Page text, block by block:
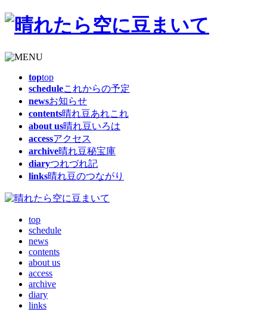
toptop
scheduleこれからの予定
newsお知らせ
contents晴れ豆あれこれ
about us晴れ豆いろは
accessアクセス
archive晴れ豆秘宝庫
diaryつれづれ記
links晴れ豆のつながり
top
schedule
news
contents
about us
access
archive
diary
links